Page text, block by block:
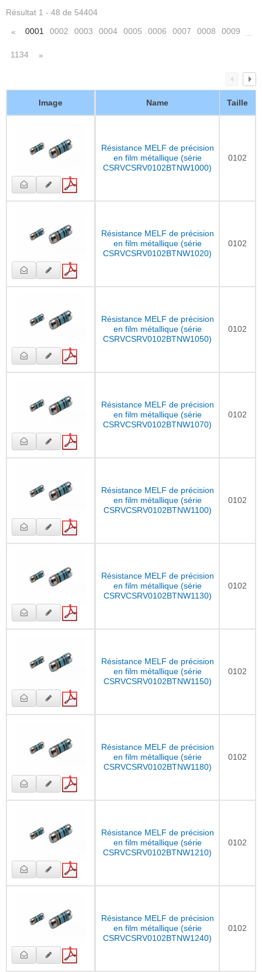
Résultat 1 - 48 de 54404
« 0001 0002 0003 0004 0005 0006 0007 0008 0009
1134 »
Image Name Taille
Résistance MELF de précision
en film métallique (série
CSRVCSRV0102BTNW1000)
0102
Résistance MELF de précision
en film métallique (série
CSRVCSRV0102BTNW1020)
0102
Résistance MELF de précision
en film métallique (série
CSRVCSRV0102BTNW1050)
0102
Résistance MELF de précision
en film métallique (série
CSRVCSRV0102BTNW1070)
0102
Résistance MELF de précision
en film métallique (série
CSRVCSRV0102BTNW1100)
0102
Résistance MELF de précision
en film métallique (série
CSRVCSRV0102BTNW1130)
0102
Résistance MELF de précision
en film métallique (série
CSRVCSRV0102BTNW1150)
0102
Résistance MELF de précision
en film métallique (série
CSRVCSRV0102BTNW1180)
0102
Résistance MELF de précision
en film métallique (série
CSRVCSRV0102BTNW1210)
0102
Résistance MELF de précision
en film métallique (série
CSRVCSRV0102BTNW1240)
0102